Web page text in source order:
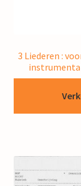
3 Liederen :